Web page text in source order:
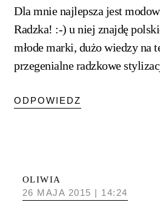
Dla mnie najlepsza jest
Radzka! :-) u niej znajdę
młode marki, dużo wiedzy na
przegenialne radzkowe
ODPOWIEDZ
OLIWIA
26 MAJA 2015 | 14:24